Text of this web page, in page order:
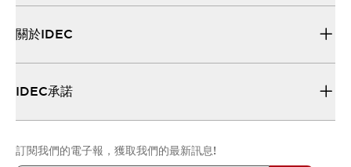
關於IDEC
IDEC承諾
訂閱我們的電子報，獲取我們的最新訊息!